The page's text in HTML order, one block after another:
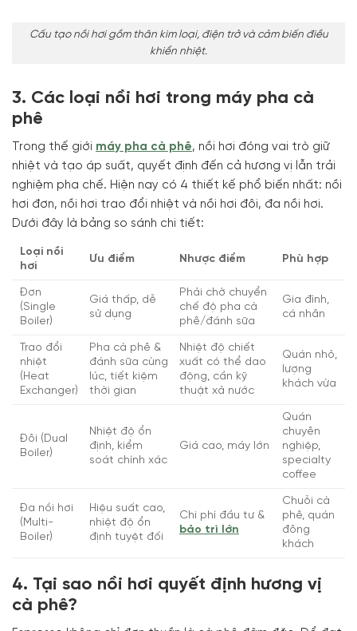
Cấu tạo nồi hơi gồm thân kim loại, điện trở và cảm biến điều
khiển nhiệt.
3. Các loại nồi hơi trong máy pha cà
phê
Trong thế giới máy pha cà phê, nồi hơi đóng vai trò giữ
nhiệt và tạo áp suất, quyết định đến cả hương vị lẫn trải
nghiệm pha chế. Hiện nay có 4 thiết kế phổ biến nhất: nồi
hơi đơn, nồi hơi trao đổi nhiệt và nồi hơi đôi, đa nồi hơi.
Dưới đây là bảng so sánh chi tiết:
Loại nồi
hơi
Ưu điểm Nhược điểm Phù hợp
Đơn
(Single
Boiler)
Giá thấp, dễ
sử dụng
Phải chờ chuyển
chế độ pha cà
phê/đánh sữa
Gia đình,
cá nhân
Trao đổi
nhiệt
(Heat
Exchanger)
Pha cà phê &
đánh sữa cùng
lúc, tiết kiệm
thời gian
Nhiệt độ chiết
xuất có thể dao
động, cần kỹ
thuật xả nước
Quán nhỏ,
lượng
khách vừa
Đôi (Dual
Boiler)
Nhiệt độ ổn
định, kiểm
soát chính xác
Giá cao, máy lớn
Quán
chuyên
nghiệp,
specialty
coffee
Đa nồi hơi
(Multi-
Boiler)
Hiệu suất cao,
nhiệt độ ổn
định tuyệt đối
Chi phí đầu tư &
bảo trì lớn
Chuỗi cà
phê, quán
đông
khách
4. Tại sao nồi hơi quyết định hương vị
cà phê?